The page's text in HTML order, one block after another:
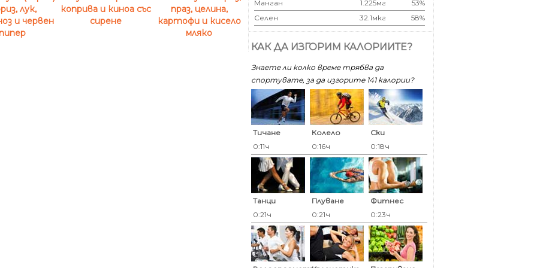
лук,
и червен
пипер
коприва и киноа със
сирене
праз, целина,
картофи и кисело
мляко
Манган
1.225мг
53%
Селен
32.1мкг 58%
КАК ДА ИЗГОРИМ КАЛОРИИТЕ?
Знаете ли колко време трябва да
спортувате, за да изгорите 141 калoрии?
Тичане
0:11ч
Колело
0:16ч
Ски
0:18ч
Танци
0:21ч
Плуване
0:21ч
Фитнес
0:23ч